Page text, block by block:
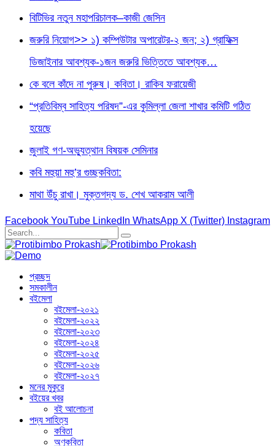
বিটিভির নতুন মহাপরিচালক–কাজী জেসিন
জরুরি নিয়োগ>> ১) কম্পিউটার অপারেটর-২ জন; ২) গ্রাফিক্স
ডিজাইনার আবশ্যক-১জন জরুরি ভিত্তিতে আবশ্যক…
কে বলে কাঁদে না পুরুষ। কবিতা। রাকিব ফরায়েজী
“প্রতিবিম্ব সাহিত্য পরিষদ”-এর কুমিল্লা জেলা শাখার কমিটি গঠিত
হয়েছে
জুলাই গণ-অভ্যুত্থান বিষয়ক সেমিনার
কবি মহুয়া মহু’র গুচ্ছকবিতা:
মাথা উঁচু রাখা। মুক্তগদ্য ড. শেখ আকরাম আলী
Facebook YouTube LinkedIn WhatsApp X (Twitter) Instagram
প্রচ্ছদ
সমকালীন
বইমেলা
বইমেলা-২০২১
বইমেলা-২০২২
বইমেলা-২০২৩
বইমেলা-২০২৪
বইমেলা-২০২৫
বইমেলা-২০২৬
বইমেলা-২০২৭
মনের মুকুরে
বইয়ের খবর
বই আলোচনা
পদ্য সাহিত্য
কবিতা
অণুকবিতা